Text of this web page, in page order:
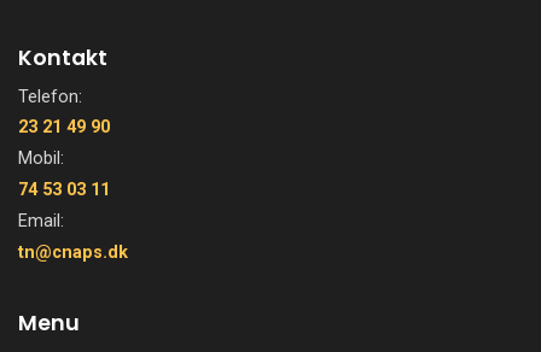
Kontakt
Telefon:
23 21 49 90
Mobil:
74 53 03 11
Email:
tn@cnaps.dk
Menu